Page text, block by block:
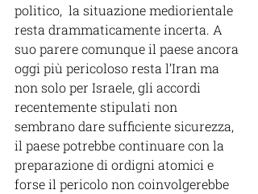
politico,  la situazione mediorientale
resta drammaticamente incerta. A
suo parere comunque il paese ancora
oggi più pericoloso resta l’Iran ma
non solo per Israele, gli accordi
recentemente stipulati non
sembrano dare sufficiente sicurezza,
il paese potrebbe continuare con la
preparazione di ordigni atomici e
forse il pericolo non coinvolgerebbe